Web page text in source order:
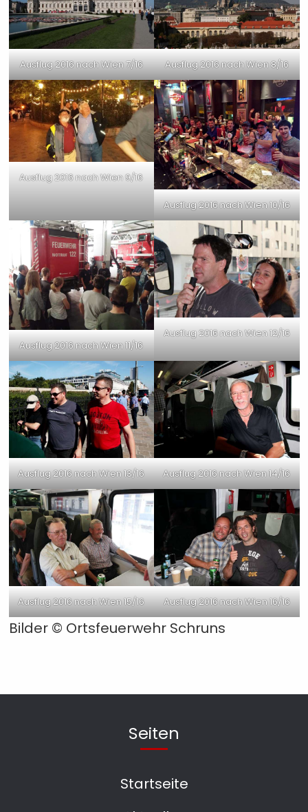
Ausflug 2016 nach Wien 7/16 Ausflug 2016 nach Wien 8/16
Ausflug 2016 nach Wien 9/16
Ausflug 2016 nach Wien 10/16
Ausflug 2016 nach Wien 11/16
Ausflug 2016 nach Wien 12/16
Ausflug 2016 nach Wien 13/16 Ausflug 2016 nach Wien 14/16
Ausflug 2016 nach Wien 15/16 Ausflug 2016 nach Wien 16/16
Bilder © Ortsfeuerwehr Schruns
Seiten
Startseite